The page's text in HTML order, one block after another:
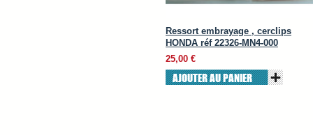
Ressort embrayage , cerclips
HONDA réf 22326-MN4-000
25,00 €
AJOUTER AU PANIER